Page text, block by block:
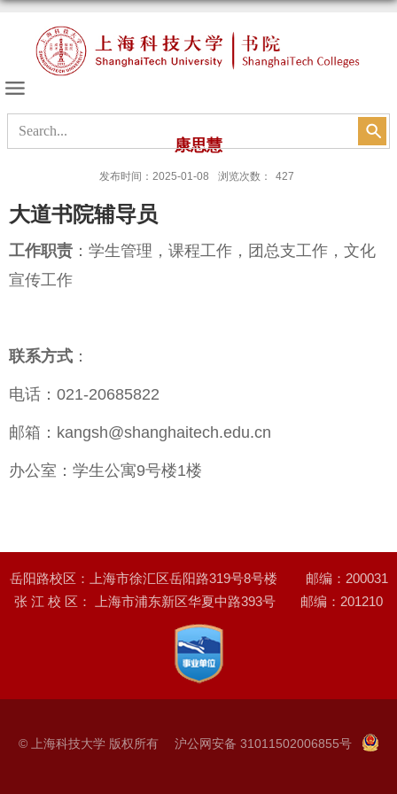
康思慧
发布时间：2025-01-08 浏览次数： 427
大道书院辅导员
工作职责 ：学生管理，课程工作，团总支工作，文化
宣传工作
联系方式 ：
电话：021-20685822
邮箱： kangsh@shanghaitech.edu.cn
办公室： 学生公寓9号楼1楼
岳阳路校区：上海市徐汇区岳阳路319号8号楼 邮编：200031
张 江 校 区： 上海市浦东新区华夏中路393号 邮编：201210
© 上海科技大学 版权所有 沪公网安备 31011502006855号